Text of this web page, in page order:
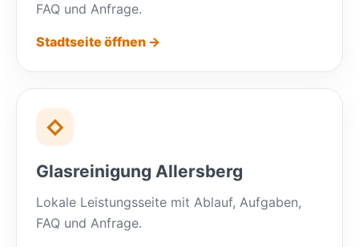
FAQ und Anfrage.
Stadtseite öffnen →
◇
Glasreinigung Allersberg
Lokale Leistungsseite mit Ablauf, Aufgaben,
FAQ und Anfrage.